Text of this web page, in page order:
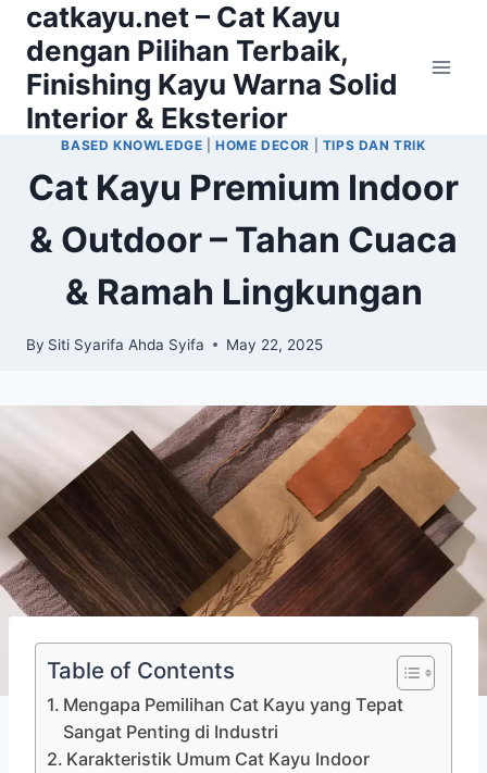
Skip
content
catkayu.net – Cat Kayu
dengan Pilihan Terbaik,
Finishing Kayu Warna Solid
Interior & Eksterior
BASED KNOWLEDGE |HOME DECOR TIPS DAN TRIK
Cat Kayu Premium Indoor
& Outdoor – Tahan Cuaca
& Ramah Lingkungan
By Siti Syarifa Ahda Syifa May 22, 2025
Table of Contents
Mengapa Pemilihan Cat Kayu yang Tepat
Sangat Penting di Industri
Karakteristik Umum Cat Kayu Indoor